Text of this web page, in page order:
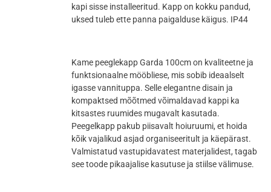
kapi sisse installeeritud. Kapp on kokku pandud,
uksed tuleb ette panna paigalduse käigus. IP44
Kame peeglekapp Garda 100cm on kvaliteetne ja
funktsionaalne mööbliese, mis sobib ideaalselt
igasse vannituppa. Selle elegantne disain ja
kompaktsed mõõtmed võimaldavad kappi ka
kitsastes ruumides mugavalt kasutada.
Peegelkapp pakub piisavalt hoiuruumi, et hoida
kõik vajalikud asjad organiseeritult ja käepärast.
Valmistatud vastupidavatest materjalidest, tagab
see toode pikaajalise kasutuse ja stiilse välimuse.